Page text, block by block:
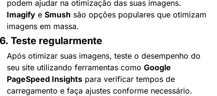
Imagify e Smush são opções populares que otimizam
imagens em massa.
6. Teste regularmente
Após otimizar suas imagens, teste o desempenho do
seu site utilizando ferramentas como Google
PageSpeed Insights para verificar tempos de
carregamento e faça ajustes conforme necessário.